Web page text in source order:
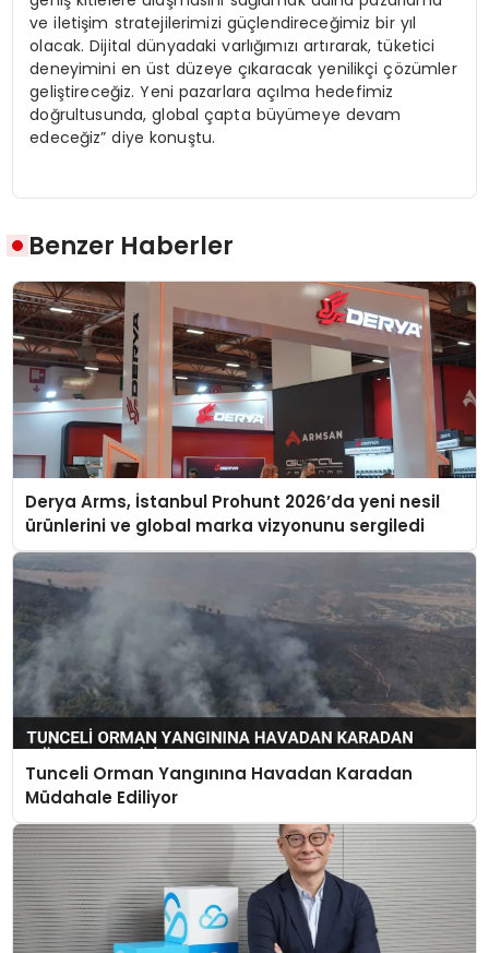
ve iletişim stratejilerimizi güçlendireceğimiz bir yıl
olacak. Dijital dünyadaki varlığımızı artırarak, tüketici
deneyimini en üst düzeye çıkaracak yenilikçi çözümler
geliştireceğiz. Yeni pazarlara açılma hedefimiz
doğrultusunda, global çapta büyümeye devam
edeceğiz” diye konuştu.
Benzer Haberler
Derya Arms, İstanbul Prohunt 2026’da yeni nesil
ürünlerini ve global marka vizyonunu sergiledi
Tunceli Orman Yangınına Havadan Karadan
Müdahale Ediliyor